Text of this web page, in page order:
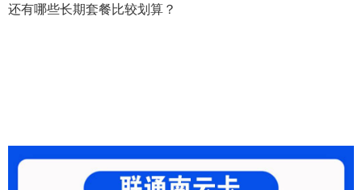
还有哪些长期套餐比较划算？